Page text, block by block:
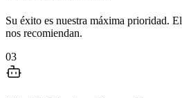
Su éxito es nuestra máxima prioridad.
nos recomiendan.
03